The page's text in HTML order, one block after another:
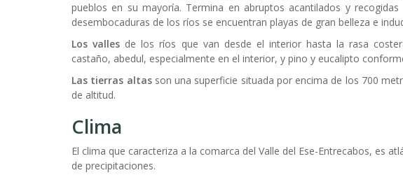
pueblos en su mayoría. Termina en abruptos acantilados y
desembocaduras de los ríos se encuentran playas de gran belleza e
Los valles de los ríos que van desde el interior hasta la rasa
castaño, abedul, especialmente en el interior, y pino y eucalipto
Las tierras altasson una superficie situada por encima de los 700
de altitud.
Clima
El clima que caracteriza a la comarca del Valle del Ese-Entrecabos, es
de precipitaciones.